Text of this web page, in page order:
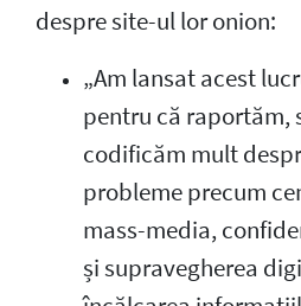
despre site-ul lor onion:
„Am lansat acest
pentru că raportăm,
codificăm mult
probleme precum
mass-media,
și supravegherea